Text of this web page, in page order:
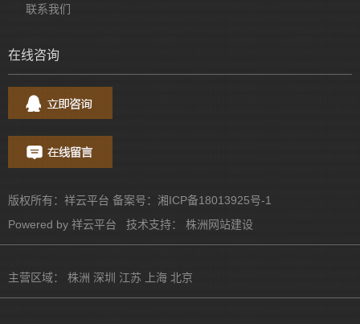
联系我们
在线咨询
版权所有：祥云平台 备案号： 湘ICP备18013925号-1
Powered by 祥云平台 技术支持： 株洲网站建设
主营区域： 株洲 深圳 江苏 上海 北京